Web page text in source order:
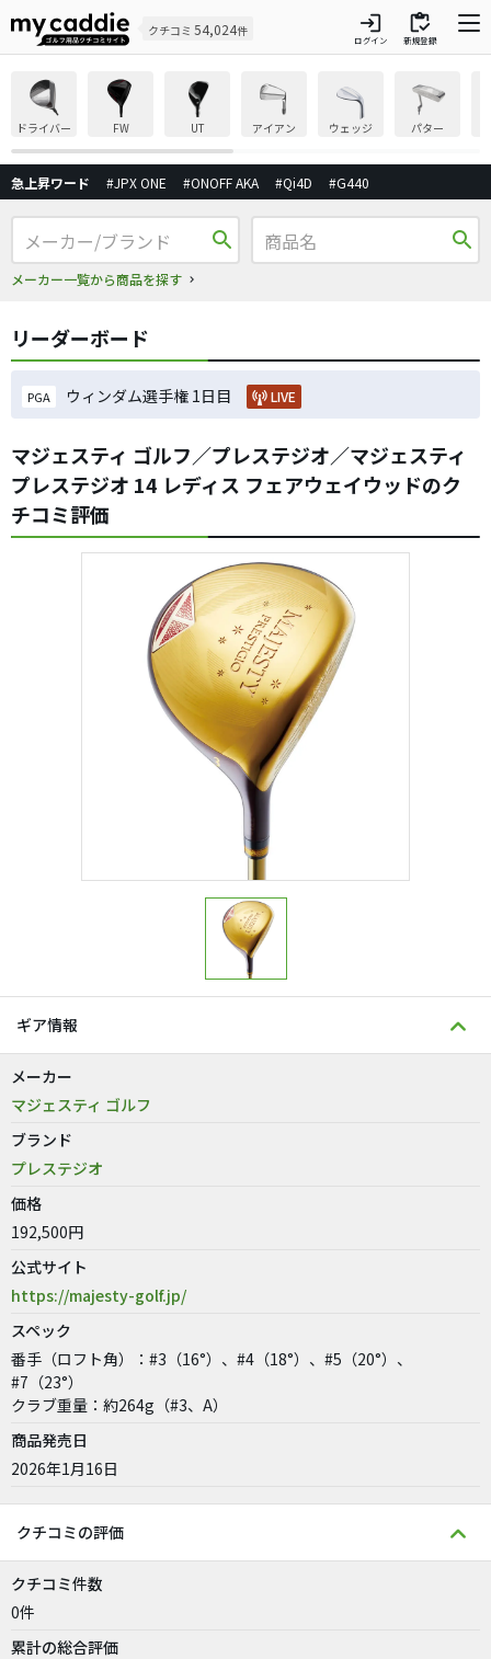
クチコミ 54,024件 login
ログイン
inventory
新規登録
ドライバー FW UT アイアン ウェッジ パター
急上昇ワード #JPX ONE #ONOFF AKA #Qi4D #G440
search
メーカー一覧から商品を探す
search
リーダーボード
PGA ウィンダム選手権 1日目 LIVE
マジェスティ ゴルフ／プレステジオ／マジェスティ
プレステジオ 14 レディス フェアウェイウッドのク
チコミ評価
ギア情報
メーカー
マジェスティ ゴルフ
ブランド
プレステジオ
価格
192,500円
公式サイト
https://majesty-golf.jp/
スペック
番手（ロフト角）：#3（16°）、#4（18°）、#5（20°）、
#7（23°）
クラブ重量：約264g（#3、A）
商品発売日
2026年1月16日
クチコミの評価
クチコミ件数
0件
累計の総合評価